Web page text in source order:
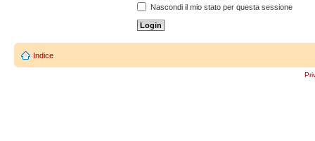
Nascondi il mio stato per questa sessione
Indice